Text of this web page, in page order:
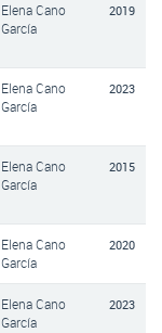
Elena Cano
García
2019
Elena Cano
García
2023
Elena Cano
García
2015
Elena Cano
García
2020
Elena Cano
García
2023